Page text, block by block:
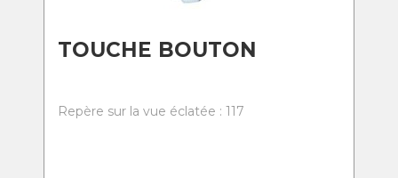
TOUCHE BOUTON
Repère sur la vue éclatée : 117